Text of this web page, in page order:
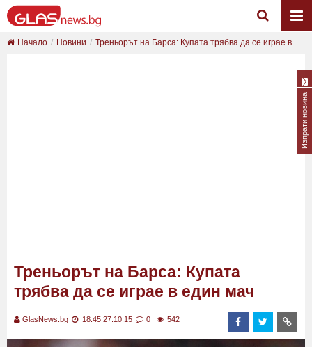
Начало Новини Треньорът на Барса: Купата трябва да се играе в...
Треньорът на Барса: Купата
трябва да се играе в един мач
GlasNews.bg 18:45 27.10.15 0 542
Изпрати новина